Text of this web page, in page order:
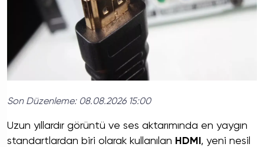
Son Düzenleme: 08.08.2026 15:00
Uzun yıllardır görüntü ve ses aktarımında en yaygın
standartlardan biri olarak kullanılan HDMI , yeni nesil